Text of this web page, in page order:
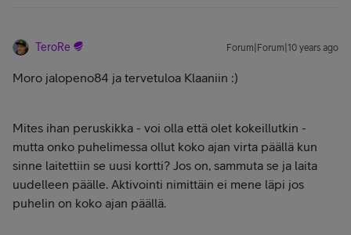
TeroRe Forum|Forum|10 years ago
Moro jalopeno84 ja tervetuloa Klaaniin :)
Mites ihan peruskikka - voi olla että olet kokeillutkin -
mutta onko puhelimessa ollut koko ajan virta päällä kun
sinne laitettiin se uusi kortti? Jos on, sammuta se ja laita
uudelleen päälle. Aktivointi nimittäin ei mene läpi jos
puhelin on koko ajan päällä.